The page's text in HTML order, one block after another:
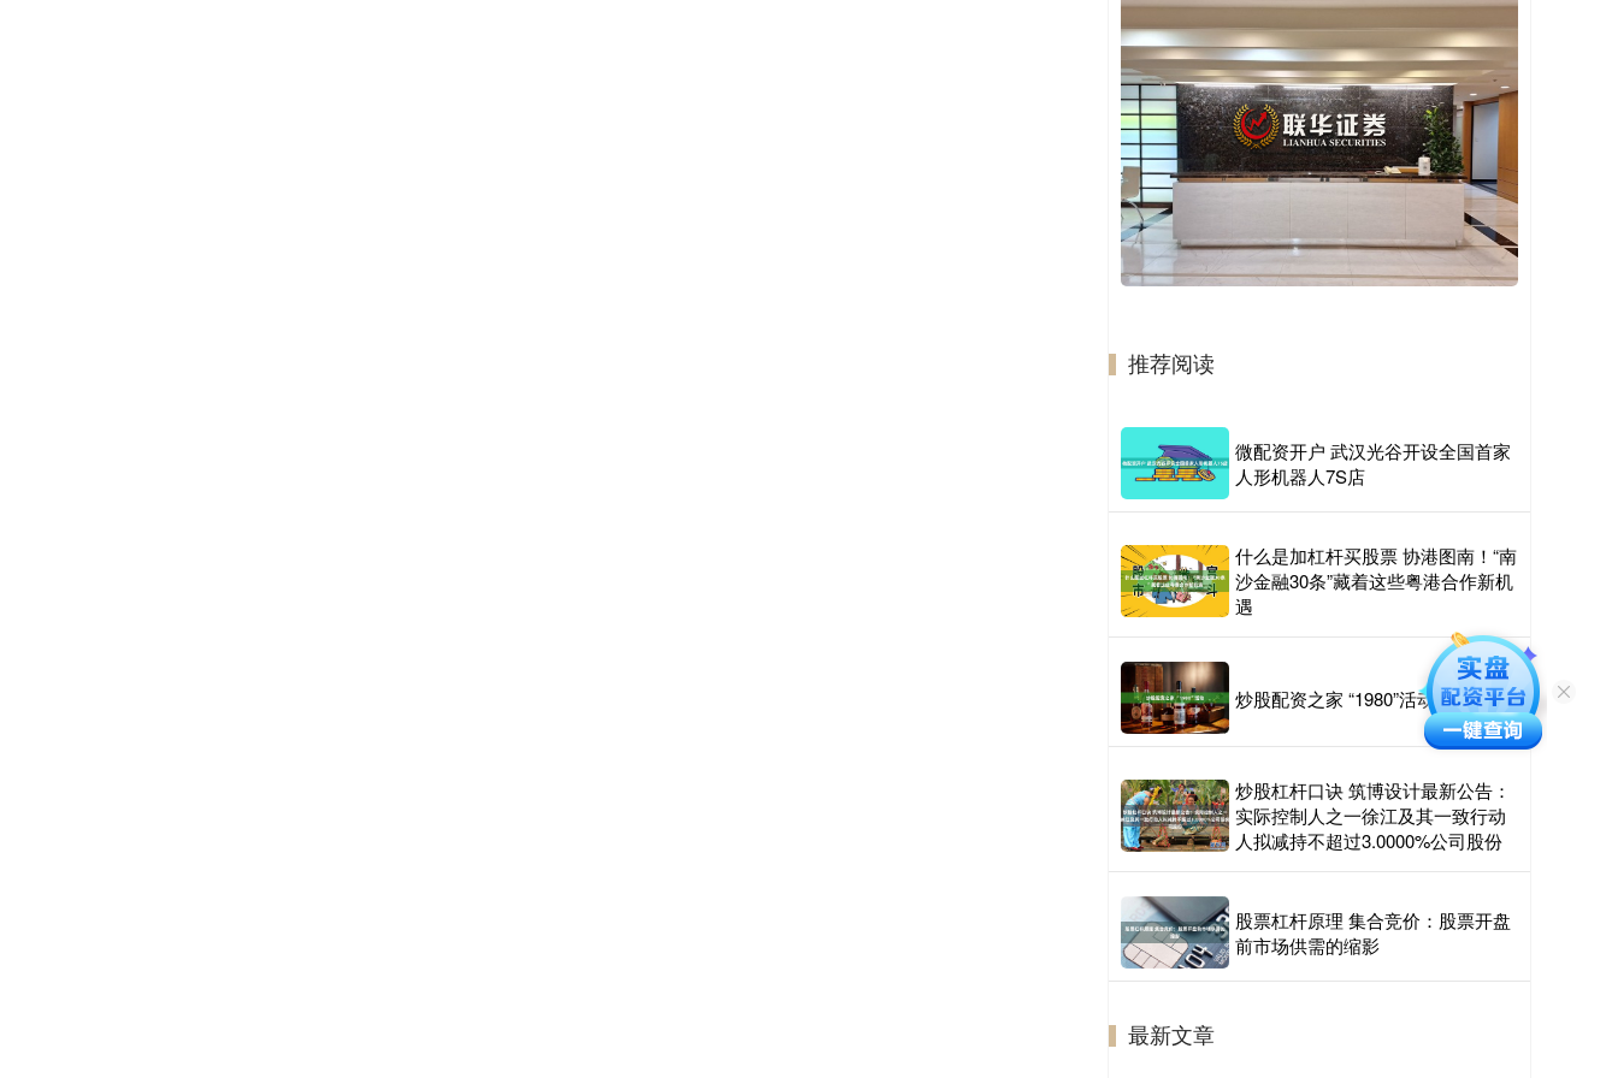
推荐阅读
微配资开户 武汉光谷开设全国首家
人形机器人7S店
什么是加杠杆买股票 协港图南！“南
沙金融30条”藏着这些粤港合作新机
遇
炒股配资之家 “1980”活动
炒股杠杆口诀 筑博设计最新公告：
实际控制人之一徐江及其一致行动
人拟减持不超过3.0000%公司股份
股票杠杆原理 集合竞价：股票开盘
前市场供需的缩影
最新文章